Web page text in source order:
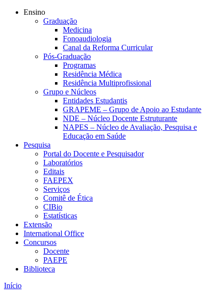
Ensino
Graduação
Medicina
Fonoaudiologia
Canal da Reforma Curricular
Pós-Graduação
Programas
Residência Médica
Residência Multiprofissional
Grupo e Núcleos
Entidades Estudantis
GRAPEME – Grupo de Apoio ao Estudante
NDE – Núcleo Docente Estruturante
NAPES – Núcleo de Avaliação, Pesquisa e
Educação em Saúde
Pesquisa
Portal do Docente e Pesquisador
Laboratórios
Editais
FAEPEX
Serviços
Comitê de Ética
CIBio
Estatísticas
Extensão
International Office
Concursos
Docente
PAEPE
Biblioteca
Início